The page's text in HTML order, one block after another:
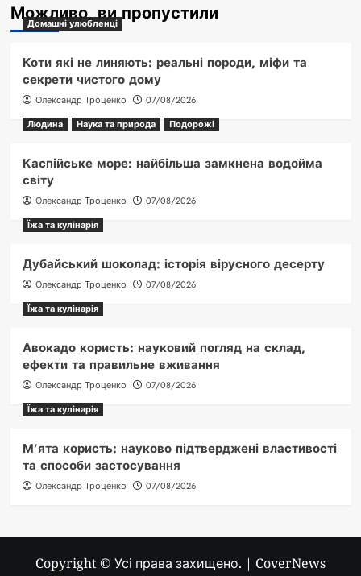
Можливо, ви пропустили
Домашні улюбленці
Коти які не линяють: реальні породи, міфи та
секрети чистого дому
Олександр Троценко
07/08/2026
Людина
Наука та природа Подорожі
Каспійське море: найбільша замкнена водойма
світу
Олександр Троценко
07/08/2026
Їжа та кулінарія
Дубайський шоколад: історія вірусного десерту
Олександр Троценко
07/08/2026
Їжа та кулінарія
Авокадо користь: науковий погляд на склад,
ефекти та правильне вживання
Олександр Троценко
07/08/2026
Їжа та кулінарія
М’ята користь: науково підтверджені властивості
та способи застосування
Олександр Троценко 07/08/2026
Copyright © Усі права захищено. | CoverNews